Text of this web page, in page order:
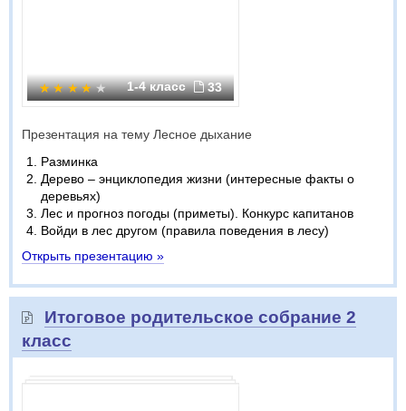
1-4 класс 33
Презентация на тему Лесное дыхание
Разминка
Дерево – энциклопедия жизни (интересные факты о
деревьях)
Лес и прогноз погоды (приметы). Конкурс капитанов
Войди в лес другом (правила поведения в лесу)
Открыть презентацию »
Итоговое родительское собрание 2
класс